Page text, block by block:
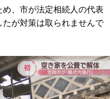
、市が法定相続人の代表
が対策は取られませんで